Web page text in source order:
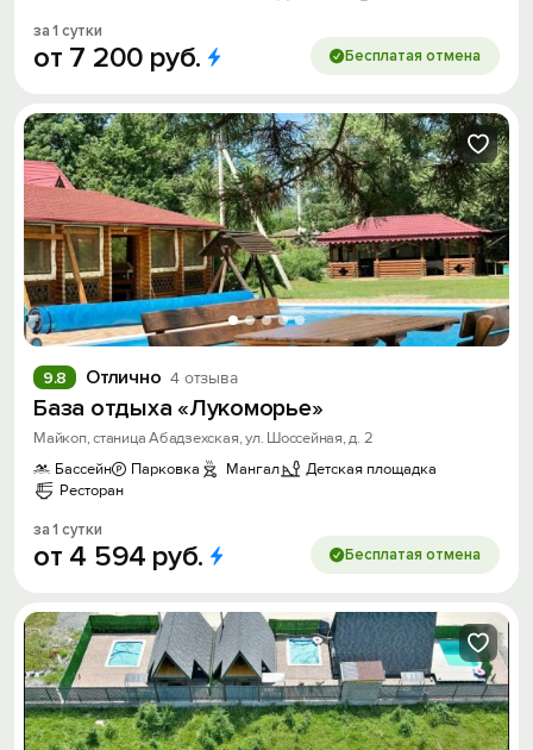
за 1 сутки
от 7 200 руб. Бесплатая отмена
Отлично 4 отзыва
9.8
База отдыха «Лукоморье»
Майкоп, станица Абадзехская, ул. Шоссейная, д. 2
Бассейн
Парковка Мангал
Детская площадка
Ресторан
за 1 сутки
от 4 594 руб. Бесплатая отмена